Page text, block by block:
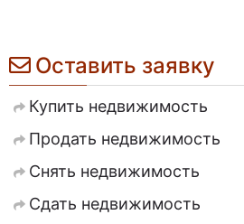
Оставить заявку
Купить недвижимость
Продать недвижимость
Снять недвижимость
Сдать недвижимость